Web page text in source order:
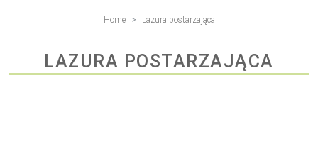
Home Lazura postarzająca
LAZURA POSTARZAJĄCA